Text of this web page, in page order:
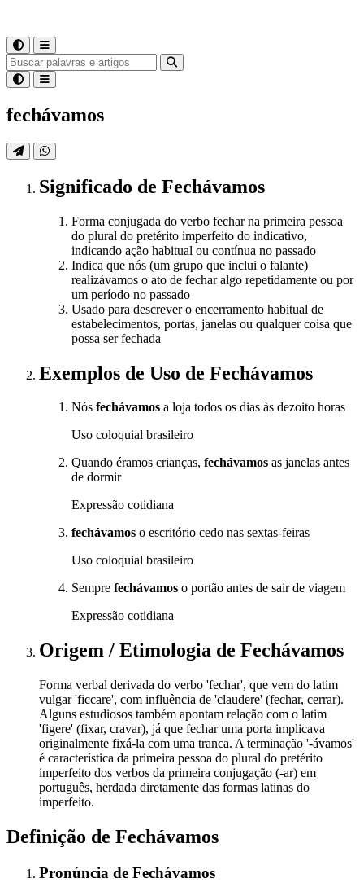
fechávamos
Significado de Fechávamos
Forma conjugada do verbo fechar na primeira pessoa
do plural do pretérito imperfeito do indicativo,
indicando ação habitual ou contínua no passado
Indica que nós (um grupo que inclui o falante)
realizávamos o ato de fechar algo repetidamente ou por
um período no passado
Usado para descrever o encerramento habitual de
estabelecimentos, portas, janelas ou qualquer coisa que
possa ser fechada
Exemplos de Uso de Fechávamos
Nós fechávamos a loja todos os dias às dezoito horas
Uso coloquial brasileiro
Quando éramos crianças, fechávamos as janelas antes
de dormir
Expressão cotidiana
fechávamos o escritório cedo nas sextas-feiras
Uso coloquial brasileiro
Sempre fechávamos o portão antes de sair de viagem
Expressão cotidiana
Origem / Etimologia de Fechávamos
Forma verbal derivada do verbo 'fechar', que vem do latim
vulgar 'ficcare', com influência de 'claudere' (fechar, cerrar).
Alguns estudiosos também apontam relação com o latim
'figere' (fixar, cravar), já que fechar uma porta implicava
originalmente fixá-la com uma tranca. A terminação '-ávamos'
é característica da primeira pessoa do plural do pretérito
imperfeito dos verbos da primeira conjugação (-ar) em
português, herdada diretamente das formas latinas do
imperfeito.
Definição de Fechávamos
Pronúncia de Fechávamos